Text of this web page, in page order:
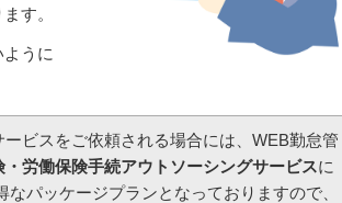
す。
うに
ビスをご依頼される場合には、WEB勤怠管
・労働保険手続アウトソーシングサービスに
パッケージプランとなっておりますので、